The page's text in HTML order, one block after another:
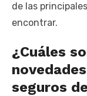
de las
encontrar.
¿Cuáles
seguros